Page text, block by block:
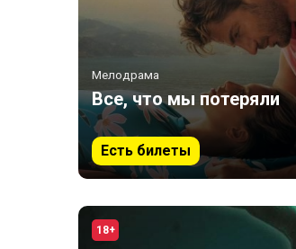
Мелодрама
Все, что мы потеряли
Есть билеты
18+